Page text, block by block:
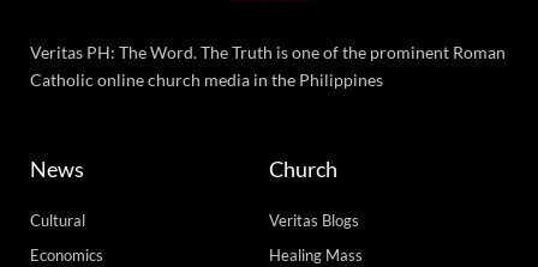
Veritas PH: The Word. The Truth is one of the prominent Roman
Catholic online church media in the Philippines
News
Cultural
Economics
Church
Veritas Blogs
Healing Mass